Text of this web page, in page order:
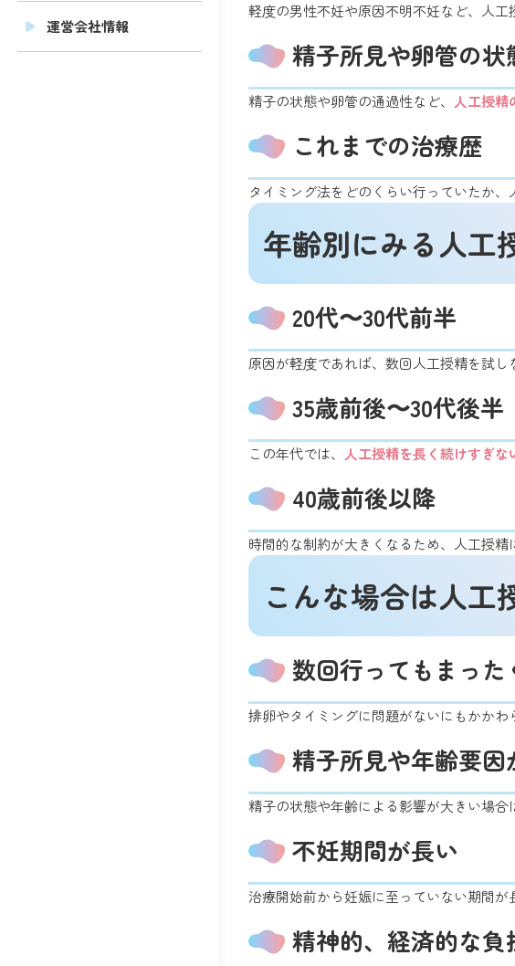
運営会社情報
軽度の男性不妊や原因不明不妊など、人
精子所見や卵管の状
精子の状態や卵管の通過性など、 人工授精
これまでの治療歴
タイミング法をどのくらい行っていたか、
年齢別にみる人工
20代〜30代前半
原因が軽度であれば、数回人工授精を試
35歳前後〜30代後半
この年代では、 人工授精を長く続けすぎな
40歳前後以降
時間的な制約が大きくなるため、人工授精
こんな場合は人工
数回行ってもまっ
排卵やタイミングに問題がないにもかかわ
精子所見や年齢要因
精子の状態や年齢による影響が大きい場合
不妊期間が長い
治療開始前から妊娠に至っていない期間が
精神的、経済的な負